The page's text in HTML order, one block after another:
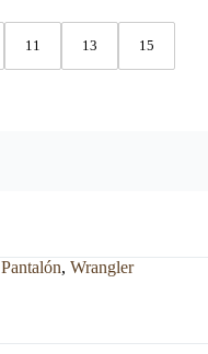
11 13 15
Pantalón, Wrangler